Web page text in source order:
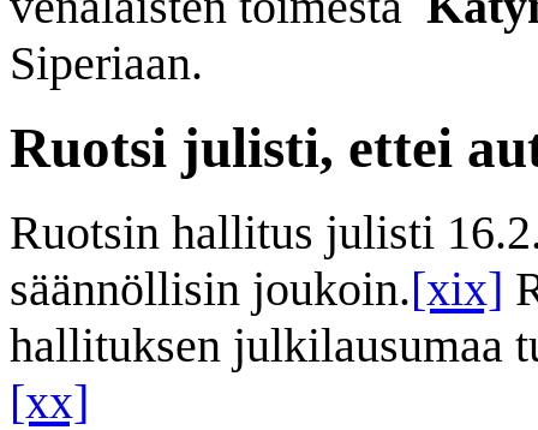
Siperiaan.
Ruotsi julisti, ettei
Ruotsin hallitus julisti
säännöllisin joukoin.[xix]
hallituksen julkilausumaa
[xx]